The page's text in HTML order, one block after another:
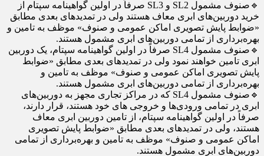
🔹صنوف مشمول SL2 و SL3 صرفاً در اولین گواهینامه سپتام از
خرید دوربین‌های ابری معاف هستند ولی در تمدیدهای بعدی مطابق
«ضوابط پایش تصویری اماکن عمومی و صنوف» موظف به تامین و
بهره‌برداری از تمامی دوربین‌های ابری مشمول هستند.
🔹صنوف مشمول SL4 صرفاً در اولین گواهینامه سپتام، یک دوربین
ابری تامین خواهند نمود ولی در تمدیدهای بعدی مطابق «ضوابط
پایش تصویری اماکن عمومی و صنوف» موظف به تامین و
بهره‌برداری از تمامی دوربین‌های ابری مشمول هستند.
🔹صنوف مشمول SL4 که در مراکز تجاری مجهز به دوربین‌های
ابری در تمامی ورودی‌ها و خروجی های خود هستند، قرار دارند،
صرفاً در اولین گواهینامه سپتام، از تامین دوربین ابری معاف
هستند، ولی در تمدیدهای بعدی مطابق «ضوابط پایش تصویری
اماکن عمومی و صنوف» موظف به تامین و بهره‌برداری از تمامی
دوربین‌های ابری مشمول هستند.